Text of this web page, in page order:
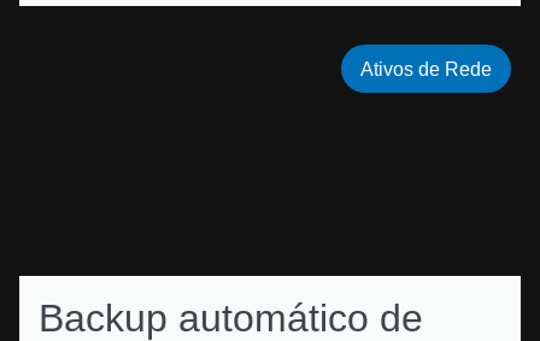
Backup automático de
Ativos de Rede